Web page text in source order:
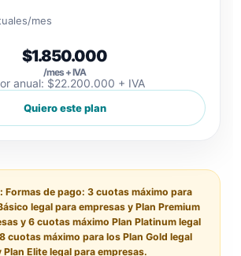
mes
$1.850.000
/mes + IVA
anual: $22.200.000 + IVA
Quiero este plan
Formas de pago: 3 cuotas máximo para
legal para empresas y Plan Premium
y 6 cuotas máximo Plan Platinum legal
cuotas máximo para los Plan Gold legal
Elite legal para empresas.